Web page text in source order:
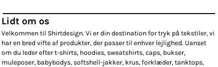
Lidt om os
Velkommen til Shirtdesign. Vi er din destination for tryk på tekstiler, vi
har en bred vifte af produkter, der passer til enhver lejlighed. Uanset
om du leder efter t-shirts, hoodies, sweatshirts, caps, bukser,
muleposer, babybodys, softshell-jakker, krus, forklæder, tanktops,